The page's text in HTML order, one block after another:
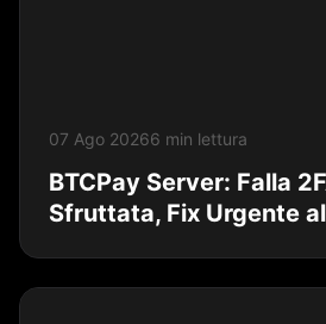
07 Ago 20266 min lettura
BTCPay Server: Falla
Sfruttata, Fix Urgente